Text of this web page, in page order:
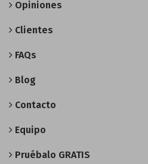
Opiniones
Clientes
FAQs
Blog
Contacto
Equipo
Pruébalo GRATIS